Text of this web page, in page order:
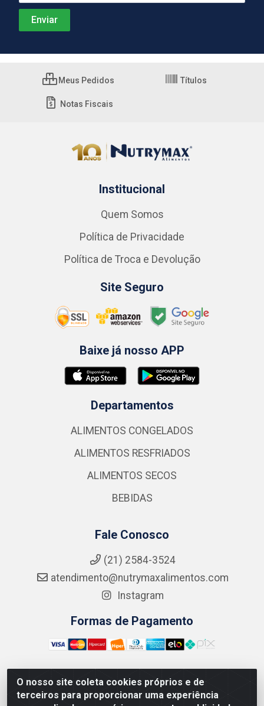
O nosso site coleta cookies próprios e de
terceiros para proporcionar uma experiência
Meus Pedidos Títulos
Notas Fiscais
Institucional
Quem Somos
Política de Privacidade
Política de Troca e Devolução
Site Seguro
Baixe já nosso APP
Departamentos
ALIMENTOS CONGELADOS
ALIMENTOS RESFRIADOS
ALIMENTOS SECOS
BEBIDAS
Fale Conosco
(21) 2584-3524
atendimento@nutrymaxalimentos.com
Instagram
Formas de Pagamento
NUTRY MAX COMÉRCIO DE PRODUTOS ALIMENTICIOS
LTDA - RUA DO FEIJÃO, 721 PENHA CIRCULAR/RJ -